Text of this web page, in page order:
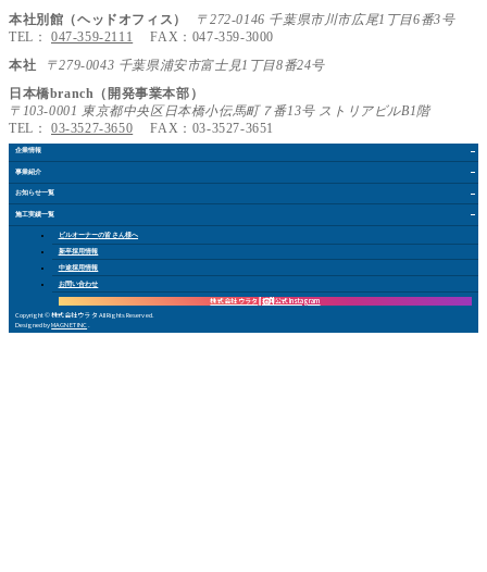
本社別館（ヘッドオフィス）
〒272-0146 千葉県市川市広尾1丁目6番3号
TEL： 047-359-2111 FAX：047-359-3000
本社
〒279-0043 千葉県浦安市富士見1丁目8番24号
日本橋branch（開発事業本部）
〒103-0001 東京都中央区日本橋小伝馬町７番13号 ストリアビルB1階
TEL： 03-3527-3650 FAX：03-3527-3651
企業情報
事業紹介
お知らせ一覧
施工実績一覧
ビルオーナーの皆さん様へ
新卒採用情報
中途採用情報
お問い合わせ
株式会社 ウラタ 採用公式Instagram
Copyright © 株式会社ウラタ All Rights Reserved.
Designed byMAGNET INC